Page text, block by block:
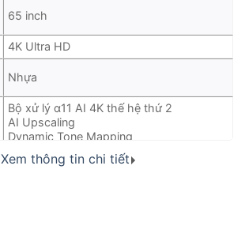
65 inch
4K Ultra HD
Nhựa
Bộ xử lý α11 AI 4K thế hệ thứ 2
AI Upscaling
Dynamic Tone Mapping
Điều chỉnh độ sáng bằng AI
Công nghệ Dolby Vision / HDR10 / HLG
Xem thông tin chi tiết